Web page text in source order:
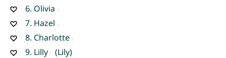
6. Olivia
7. Hazel
8. Charlotte
9. Lilly
(Lily)